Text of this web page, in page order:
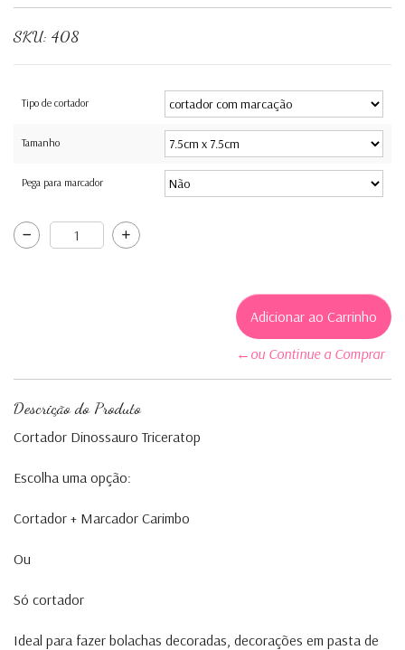
SKU: 408
Tipo de cortador
Tamanho
Pega para marcador
←ou Continue a Comprar
Descrição do Produto
Cortador Dinossauro Triceratop
Escolha uma opção:
Cortador + Marcador Carimbo
Ou
Só cortador
Ideal para fazer bolachas decoradas, decorações em pasta de